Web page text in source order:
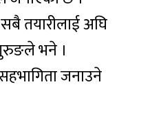
तयारीलाई अघि
भने ।
जनाउने